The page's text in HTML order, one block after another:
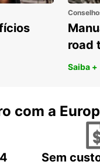
road
Saiba +
com a
Sem